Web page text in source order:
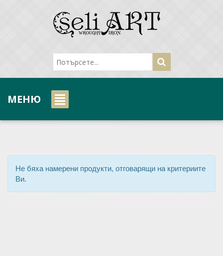
МЕНЮ
Не бяха намерени продукти, отговарящи на критериите
Ви.